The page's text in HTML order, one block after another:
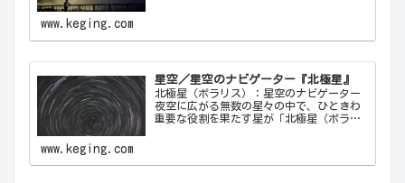
一生の趣味になることでしょう。
www.keging.com
星空／星空のナビゲーター『北極星』
北極星（ポラリス）：星空のナビゲーター
夜空に広がる無数の星々の中で、ひときわ
重要な役割を果たす星が「北極星（ポラリ
では…
www.keging.com